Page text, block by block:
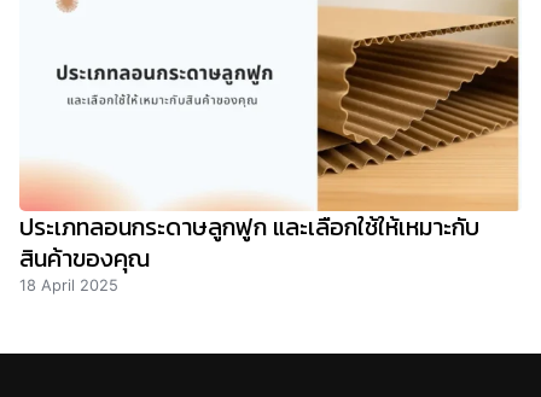
ประเภทลอนกระดาษลูกฟูก และเลือกใช้ให้เหมาะกับ
สินค้าของคุณ
18 April 2025